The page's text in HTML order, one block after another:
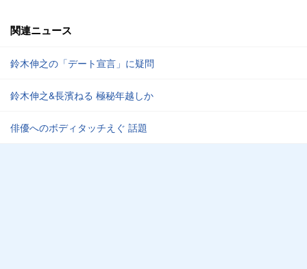
関連ニュース
鈴木伸之の「デート宣言」に疑問
鈴木伸之&長濱ねる 極秘年越しか
俳優へのボディタッチえぐ 話題